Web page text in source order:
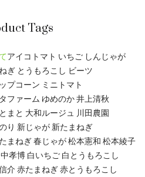
Tags
アイコトマト いちご しんじゃが
ぎ とうもろこし ビーツ
プコーン ミニトマト
ファーム ゆめのか井上清秋
まと 大和ルージュ 川田農園
り 新じゃが新たまねぎ
まねぎ春じゃが松本憲和 松本綾子
孝博 白いちご 白とうもろこし
介 赤たまねぎ赤とうもろこし